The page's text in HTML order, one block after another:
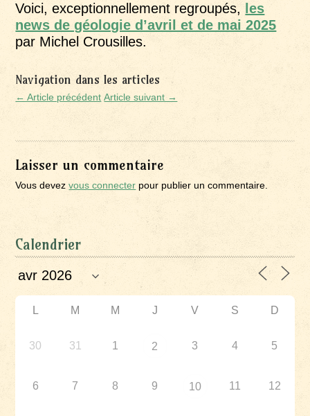
Voici, exceptionnellement regroupés,
les
news de géologie d’avril et de mai 2025
par Michel Crousilles.
Navigation dans les articles
← Article précédent Article suivant →
Laisser un commentaire
Vous devezvous connecter pour publier un commentaire.
Calendrier
L M M J V S D
30 31 1 2 3 4 5
6 7 8 9 10 11 12